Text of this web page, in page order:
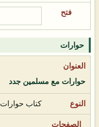
حوارات
حوارات مع مسلمين جدد
كتاب حوارات